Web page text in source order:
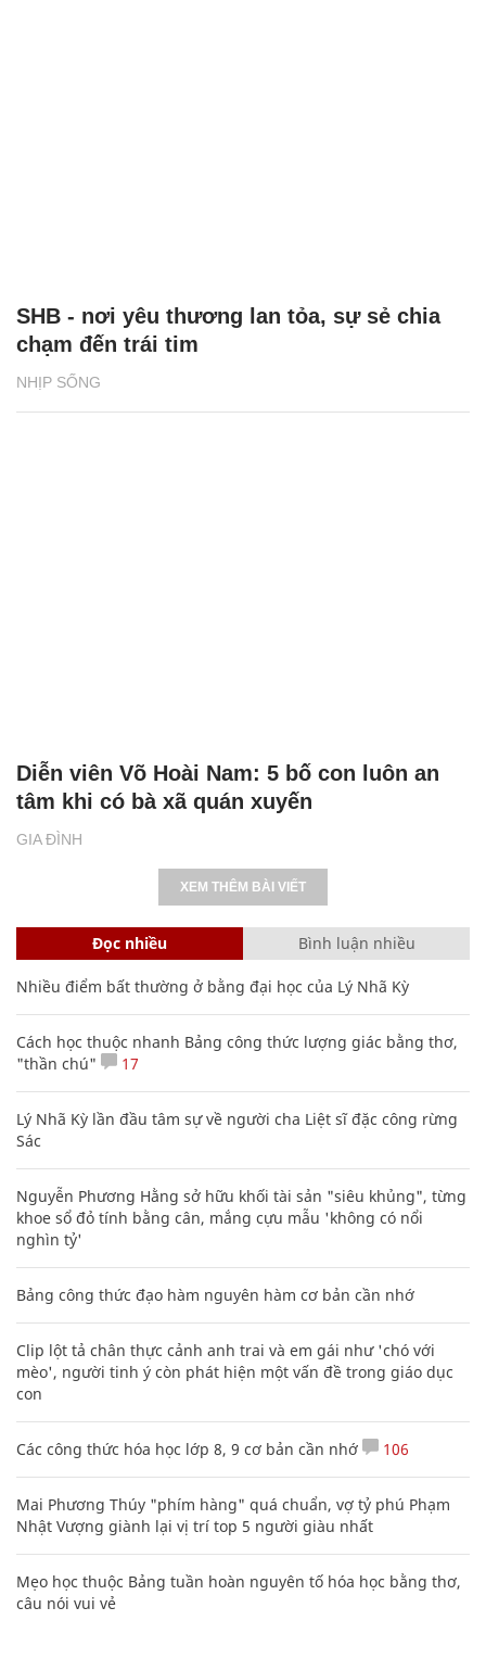
NHỊP SỐNG
SHB - nơi yêu thương lan tỏa, sự sẻ chia
chạm đến trái tim
GIA ĐÌNH
Diễn viên Võ Hoài Nam: 5 bố con luôn an
tâm khi có bà xã quán xuyến
XEM THÊM BÀI VIẾT
Đọc nhiều Bình luận nhiều
Nhiều điểm bất thường ở bằng đại học của Lý Nhã Kỳ
Cách học thuộc nhanh Bảng công thức lượng giác bằng thơ,
"thần chú"
17
Lý Nhã Kỳ lần đầu tâm sự về người cha Liệt sĩ đặc công rừng
Sác
Nguyễn Phương Hằng sở hữu khối tài sản "siêu khủng", từng
khoe sổ đỏ tính bằng cân, mắng cựu mẫu 'không có nổi
nghìn tỷ'
Bảng công thức đạo hàm nguyên hàm cơ bản cần nhớ
Clip lột tả chân thực cảnh anh trai và em gái như 'chó với
mèo', người tinh ý còn phát hiện một vấn đề trong giáo dục
con
Các công thức hóa học lớp 8, 9 cơ bản cần nhớ 106
Mai Phương Thúy "phím hàng" quá chuẩn, vợ tỷ phú Phạm
Nhật Vượng giành lại vị trí top 5 người giàu nhất
Mẹo học thuộc Bảng tuần hoàn nguyên tố hóa học bằng thơ,
câu nói vui vẻ